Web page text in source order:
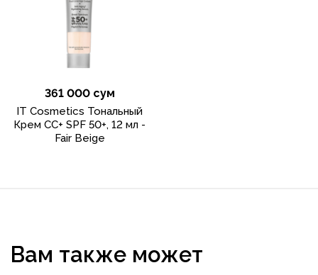
361 000 сум
IT Cosmetics Тональный
Крем CC+ SPF 50+, 12 мл -
Fair Beige
Вам также может